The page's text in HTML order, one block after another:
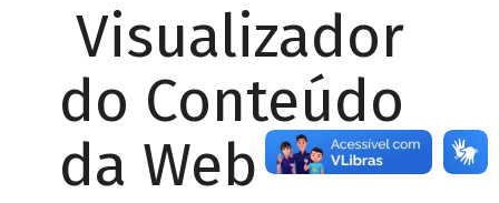
Visualizador
do Conteúdo
da Web